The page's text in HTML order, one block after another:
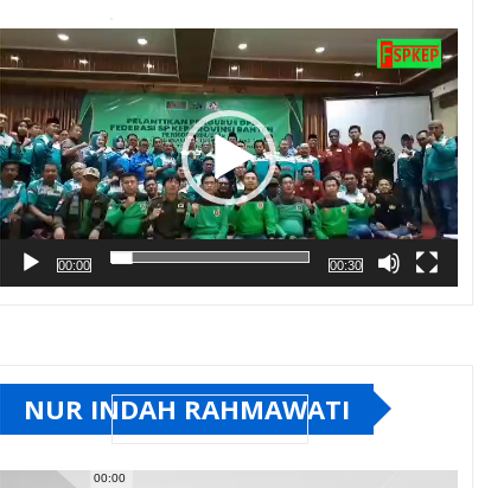
00:00
00:00
00:30
NUR INDAH RAHMAWATI